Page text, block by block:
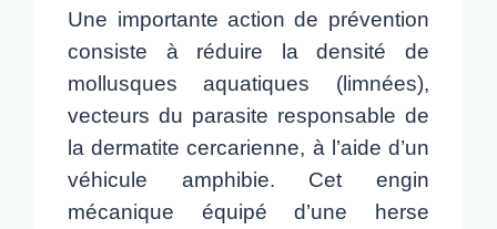
Une importante action de prévention
consiste à réduire la densité de
mollusques aquatiques (limnées),
vecteurs du parasite responsable de
la dermatite cercarienne, à l’aide d’un
véhicule amphibie. Cet engin
mécanique équipé d’une herse